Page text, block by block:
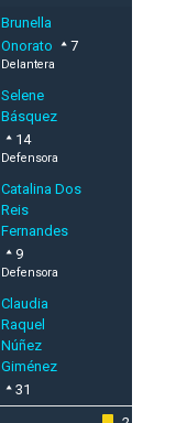
Brunella
Onorato
7
Delantera
Selene
Básquez
14
Defensora
Catalina Dos
Reis
Fernandes
9
Defensora
Claudia
Raquel
Núñez
Giménez
31